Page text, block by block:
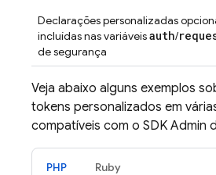
Declarações personalizadas
incluídas nas variáveisauth/
de segurança
Veja abaixo alguns exemplos
tokens personalizados em
compatíveis com o SDK Admin
PHP Ruby